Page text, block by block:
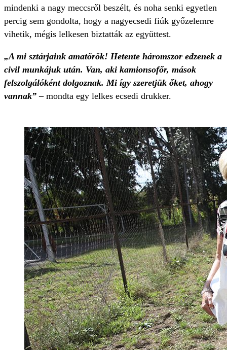
mindenki a nagy meccsről beszélt, és noha senki egyetlen
percig sem gondolta, hogy a nagyecsedi fiúk győzelemre
vihetik, mégis lelkesen biztatták az együttest.
„A mi sztárjaink amatőrök! Hetente háromszor edzenek a
civil munkájuk után. Van, aki kamionsofőr, mások
felszolgálóként dolgoznak. Mi így szeretjük őket, ahogy
vannak”– mondta egy lelkes ecsedi drukker.